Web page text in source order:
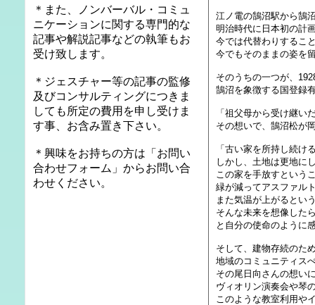
江ノ電の鵠沼駅から鵠
明治時代に日本初の計
今では代替わりするこ
今でもそのままの姿を
そのうちの一つが、
鵠沼を象徴する国登録
「祖父母から受け継い
その想いで、鵠沼松が
「古い家を所持し続け
しかし、土地は更地に
この家を手放すという
緑が減ってアスファル
また気温が上がるとい
そんな未来を想像した
と自分の使命のように
そして、建物存続のた
地域のコミュニティス
その尾日向さんの想い
ヴィオリン演奏会や琴
このような教室利用や
＊また、ノンバーバル・コミュ
ニケーションに関する専門的な
記事や解説記事などの執筆もお
受け致します。
＊ジェスチャー等の記事の監修
及びコンサルティングにつきま
しても所定の費用を申し受けま
す事、お含み置き下さい。
＊興味をお持ちの方は「お問い
合わせフォーム」からお問い合
わせください。